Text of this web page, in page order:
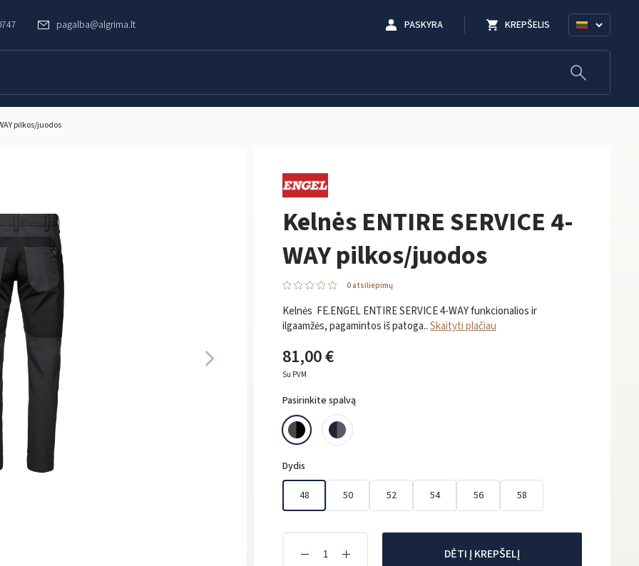
pagalba@algrima.lt PASKYRA KREPŠELIS
pilkos/juodos
Kelnės ENTIRE SERVICE 4-
WAY pilkos/juodos
0 atsiliepimų
Kelnės FE.ENGEL ENTIRE SERVICE 4-WAY funkcionalios ir
ilgaamžės, pagamintos iš patoga..Skaityti plačiau
81,00 €
Su PVM
Pasirinkite spalvą
Dydis
48 50 52 54 56 58
DĖTI Į KREPŠELĮ